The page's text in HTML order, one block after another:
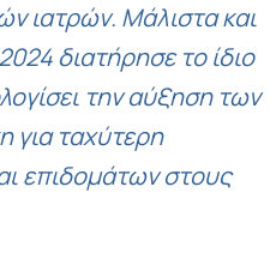
ιατρών. Μάλιστα και
διατήρησε το ίδιο
την αύξηση των
για ταχύτερη
επιδομάτων στους